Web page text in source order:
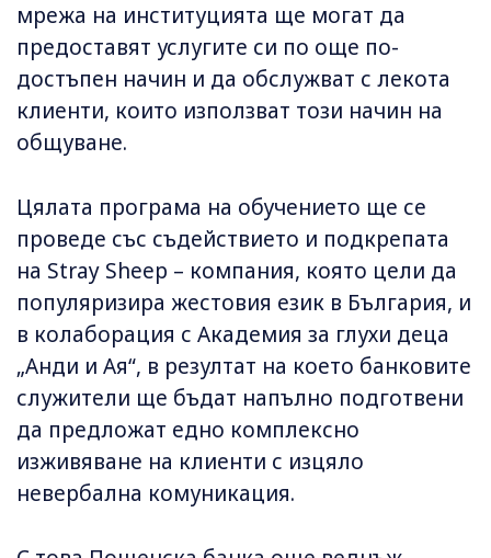
мрежа на институцията ще могат да
предоставят услугите си по още по-
достъпен начин и да обслужват с лекота
клиенти, които използват този начин на
общуване.
Цялата програма на обучението ще се
проведе със съдействието и подкрепата
на Stray Sheep – компания, която цели да
популяризира жестовия език в България, и
в колаборация с Академия за глухи деца
„Анди и Ая“, в резултат на което банковите
служители ще бъдат напълно подготвени
да предложат едно комплексно
изживяване на клиенти с изцяло
невербална комуникация.